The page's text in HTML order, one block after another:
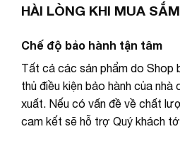
khi mở hàng để đảm bảo quyền
– Bảo hành theo quy định, lỗi 1
– Tất cả các sản phẩm đều
để tránh trường hợp sản phẩm
chất lượng tốt nhất cho khách
HÀI LÒNG KHI MUA
Chế độ bảo hành tận tâm
Tất cả các sản phẩm do Shop
thủ điều kiện bảo hành của nhà
xuất. Nếu có vấn đề về chất
cam kết sẽ hỗ trợ Quý khách